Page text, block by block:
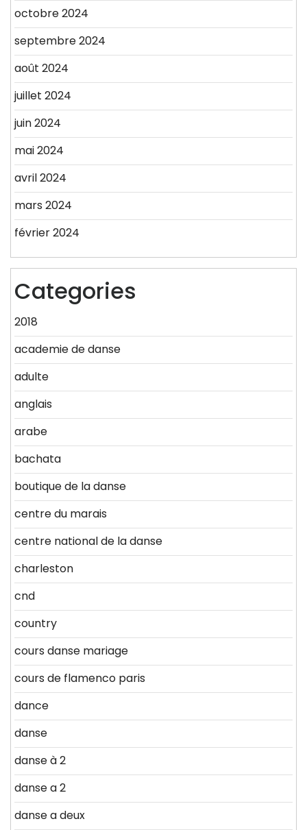
octobre 2024
septembre 2024
août 2024
juillet 2024
juin 2024
mai 2024
avril 2024
mars 2024
février 2024
Categories
2018
academie de danse
adulte
anglais
arabe
bachata
boutique de la danse
centre du marais
centre national de la danse
charleston
cnd
country
cours danse mariage
cours de flamenco paris
dance
danse
danse à 2
danse a 2
danse a deux